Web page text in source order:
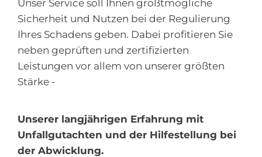
Unser Service soll Ihnen größtmögliche
Sicherheit und Nutzen bei der Regulierung
Ihres Schadens geben. Dabei profitieren Sie
neben geprüften und zertifizierten
Leistungen vor allem von unserer größten
Stärke -
Unserer langjährigen Erfahrung mit
Unfallgutachten und der Hilfestellung bei
der Abwicklung.